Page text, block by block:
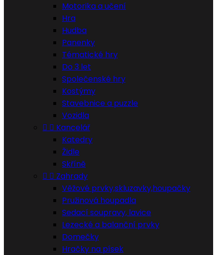
Motorika a učení
Hra
Hudba
Panenky
Tématické hry
Do 3 let
Společenské hry
Kostýmy
Stavebnice a puzzle
Vozidla
  Kancelář
Katedry
Židle
Skříně
  Zahrady
Věžové prvky,skluzavky,houpačky
Pružinová houpadla
Sedací soupravy, lavice
Lezecké a balanční prvky
Domečky
Hračky na písek